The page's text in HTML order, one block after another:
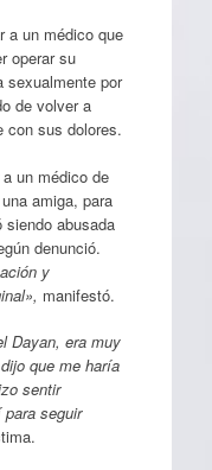
a un médico que
operar su
sexualmente por
de volver a
con sus dolores.
un médico de
amiga, para
abusada
denunció.
y
manifestó.
Dayan, era muy
que me haría
sentir
seguir